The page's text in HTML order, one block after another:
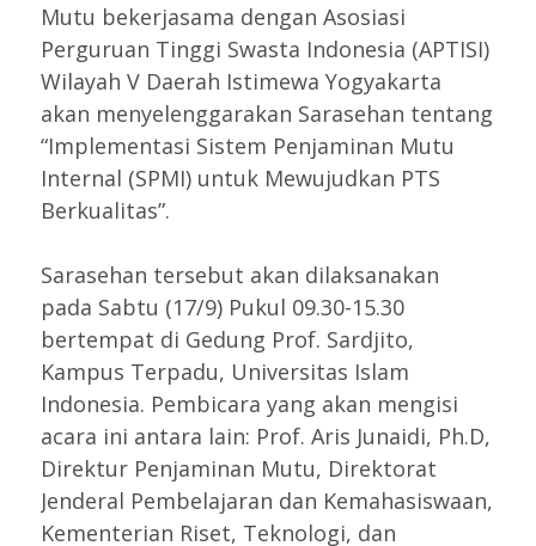
Mutu bekerjasama dengan Asosiasi
Perguruan Tinggi Swasta Indonesia (APTISI)
Wilayah V Daerah Istimewa Yogyakarta
akan menyelenggarakan Sarasehan tentang
“Implementasi Sistem Penjaminan Mutu
Internal (SPMI) untuk Mewujudkan PTS
Berkualitas”.
Sarasehan tersebut akan dilaksanakan
pada Sabtu (17/9) Pukul 09.30-15.30
bertempat di Gedung Prof. Sardjito,
Kampus Terpadu, Universitas Islam
Indonesia. Pembicara yang akan mengisi
acara ini antara lain: Prof. Aris Junaidi, Ph.D,
Direktur Penjaminan Mutu, Direktorat
Jenderal Pembelajaran dan Kemahasiswaan,
Kementerian Riset, Teknologi, dan